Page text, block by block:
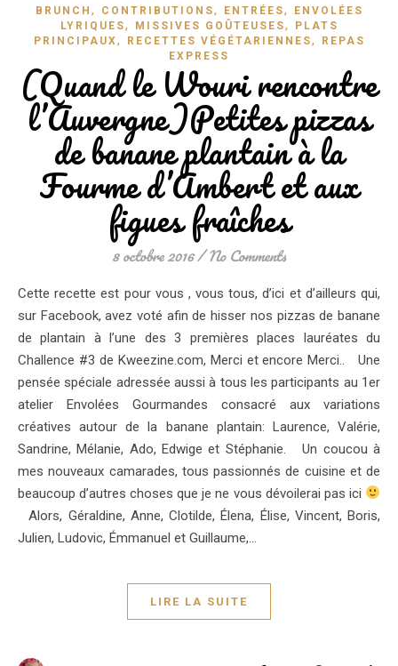
BRUNCH , CONTRIBUTIONS, ENTRÉES,
ENVOLÉES
LYRIQUES, MISSIVES GOÛTEUSES,
PLATS
PRINCIPAUX, RECETTES VÉGÉTARIENNES,
REPAS
EXPRESS
(Quand le Wouri rencontre
l’Auvergne)Petites pizzas
de banane plantain à la
Fourme d’Ambert et aux
figues fraîches
8 octobre 2016/ No Comments
Cette recette est pour vous , vous tous, d’ici et d’ailleurs qui,
sur Facebook, avez voté afin de hisser nos pizzas de banane
de plantain à l’une des 3 premières places lauréates du
Challence #3 de Kweezine.com, Merci et encore Merci.. Une
pensée spéciale adressée aussi à tous les participants au 1er
atelier Envolées Gourmandes consacré aux variations
créatives autour de la banane plantain: Laurence, Valérie,
Sandrine, Mélanie, Ado, Edwige et Stéphanie. Un coucou à
mes nouveaux camarades, tous passionnés de cuisine et de
beaucoup d’autres choses que je ne vous dévoilerai pas ici
Alors, Géraldine, Anne, Clotilde, Élena, Élise, Vincent, Boris,
Julien, Ludovic, Émmanuel et Guillaume,…
LIRE LA SUITE